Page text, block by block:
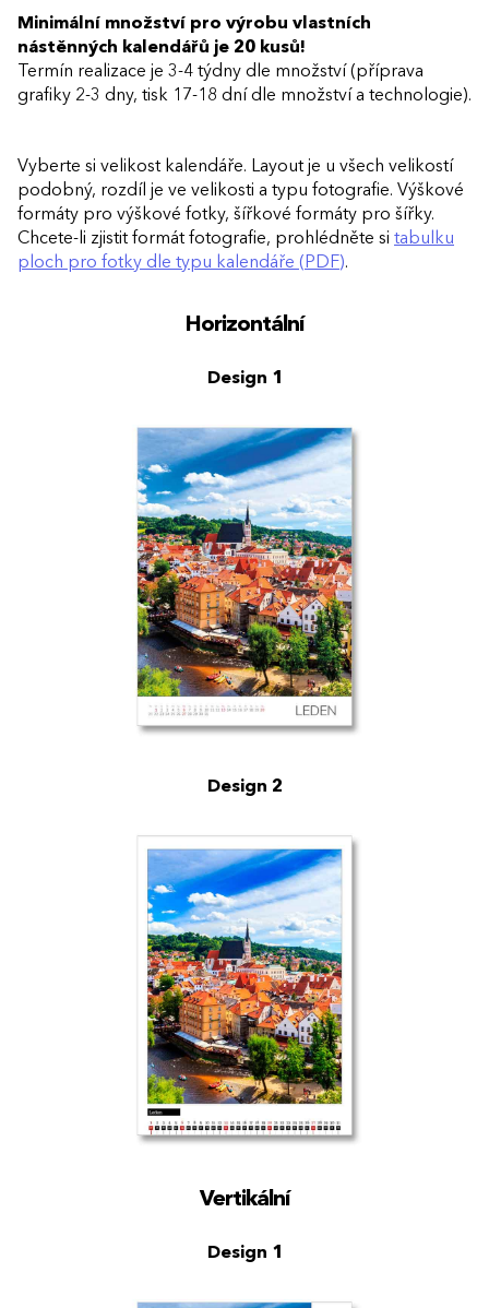
Minimální množství pro výrobu vlastních
nástěnných kalendářů je 20 kusů!
Termín realizace je 3-4 týdny dle množství (příprava
grafiky 2-3 dny, tisk 17-18 dní dle množství a technologie).
Vyberte si velikost kalendáře. Layout je u všech velikostí
podobný, rozdíl je ve velikosti a typu fotografie. Výškové
formáty pro výškové fotky, šířkové formáty pro šířky.
Chcete-li zjistit formát fotografie, prohlédněte si tabulku
ploch pro fotky dle typu kalendáře (PDF).
Horizontální
Design 1
Design 2
Vertikální
Design 1